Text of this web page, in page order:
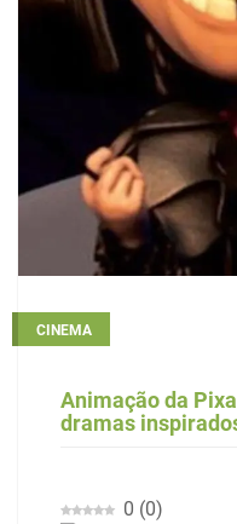
CINEMA
Animação da
dramas
0 (0)